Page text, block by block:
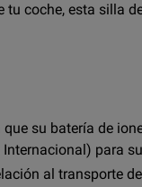
coche, esta silla
su batería de
para
al transporte